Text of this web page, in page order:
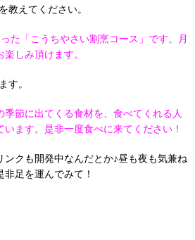
教えてください。
た「こうちやさい割烹コース」です。月
しみ頂けます。
す。
季節に出てくる食材を、食べてくれる人
ます。是非一度食べに来てください！
クも開発中なんだとか♪昼も夜も気兼ね
足を運んでみて！